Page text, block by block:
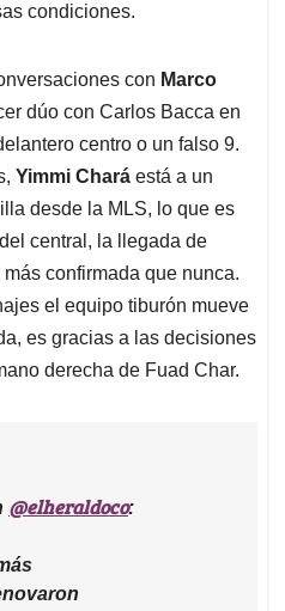
condiciones.
con Marco
dúo con Carlos Bacca en
centro o un falso 9.
Yimmi Chará está a un
desde la MLS, lo que es
central, la llegada de
más confirmada que nunca.
el equipo tiburón mueve
es gracias a las decisiones
derecha de Fuad Char.
@elheraldoco: